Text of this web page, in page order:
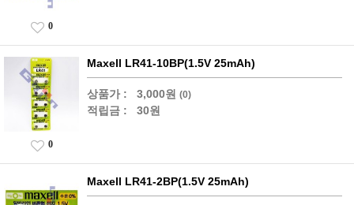
0
Maxell LR41-10BP(1.5V 25mAh)
상품가 : 3,000원 (0)
적립금 : 30원
0
Maxell LR41-2BP(1.5V 25mAh)